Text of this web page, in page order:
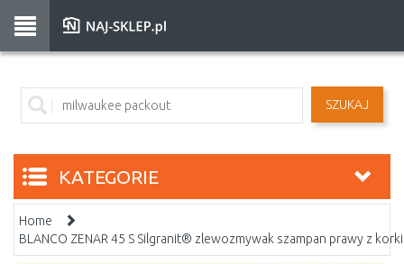
SZUKAJ
KATEGORIE
Home
BLANCO ZENAR 45 S Silgranit® zlewozmywak szampan prawy z